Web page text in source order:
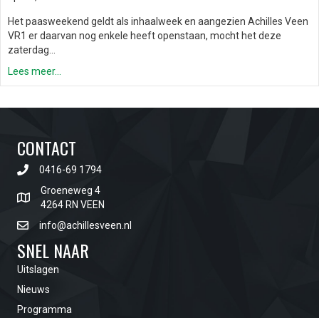
Het paasweekend geldt als inhaalweek en aangezien Achilles Veen
VR1 er daarvan nog enkele heeft openstaan, mocht het deze
zaterdag…
Lees meer...
CONTACT
0416-69 1794
Groeneweg 4
4264 RN VEEN
info@achillesveen.nl
SNEL NAAR
Uitslagen
Nieuws
Programma